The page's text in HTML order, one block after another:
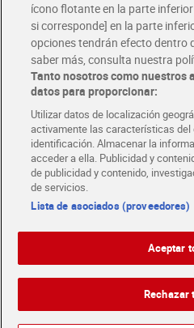
Folletos y Tiendas
Descubre las mejores ofertas y
Tarjeta MaX Dia
Te devuelve hasta 8€/mes de tus
¡Solicita tu tarjeta de crédito aquí!
COMER MEJOR
COLABORA CON DIA ABRE TU
EnglishPolítica de privacidad
ícono flotante en la parte
si corresponde] en la parte
opciones tendrán efecto dentro
saber más, consulta nuestra
Tanto nosotros como nuestros
datos para proporcionar:
Utilizar datos de localización
activamente las características
identificación. Almacenar la
acceder a ella. Publicidad y
de publicidad y contenido,
de servicios.
Lista de asociados (proveedores)
Aceptar
Rechazar